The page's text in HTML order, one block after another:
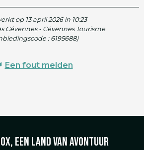
op 13 april 2026 in 10:23
Cévennes - Cévennes Tourisme
: 6195688)
Een fout melden
een land van avontuur